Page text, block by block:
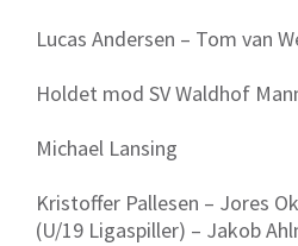
Lucas Andersen – Tom van
Holdet mod SV Waldhof
Michael Lansing
Kristoffer Pallesen – Jores
(U/19 Ligaspiller) – Jakob